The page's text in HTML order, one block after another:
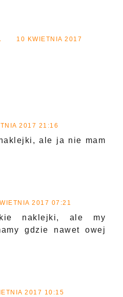
10 KWIETNIA 2017
2017 21:16
ale ja nie mam
2017 07:21
naklejki, ale my
gdzie nawet owej
2017 10:15